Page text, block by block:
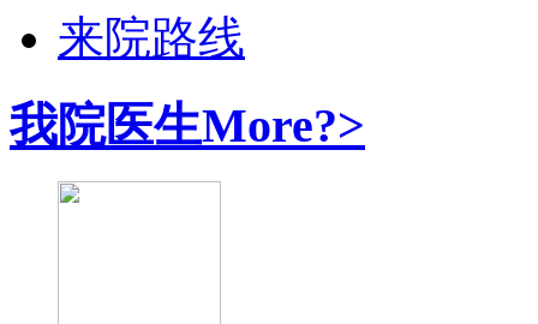
来院路线
我院医生More?>